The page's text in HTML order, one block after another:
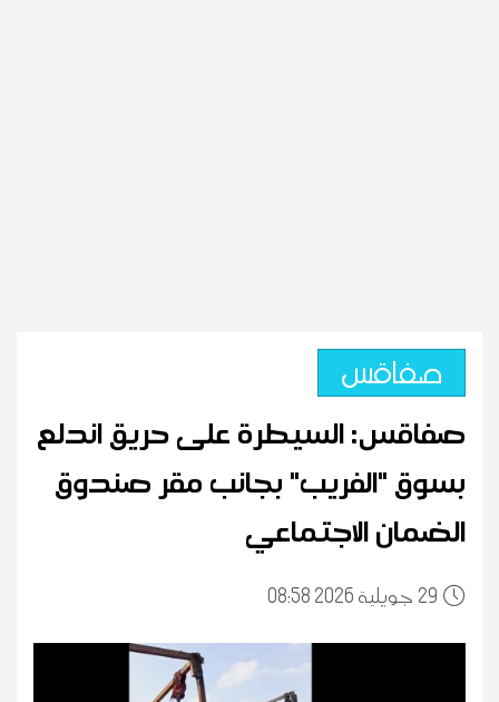
صفاقس
صفاقس: السيطرة على حريق اندلع
بسوق "الفريب" بجانب مقر صندوق
الضمان الاجتماعي
29 08:58 2026 جويلية